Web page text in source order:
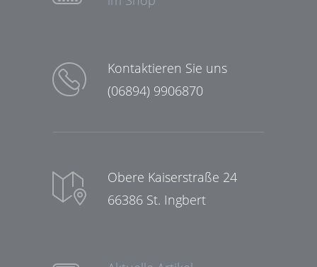
Kontaktieren Sie uns
(06894) 9906870
Obere Kaiserstraße 24
66386 St. Ingbert